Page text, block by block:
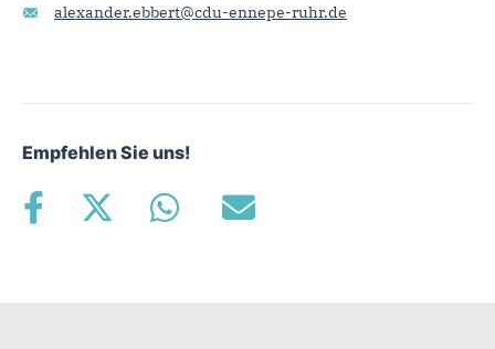
alexander.ebbert@cdu-ennepe-ruhr.de
Empfehlen Sie uns!